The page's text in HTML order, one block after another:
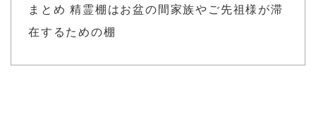
まとめ 精霊棚はお盆の間家族やご先祖様が滞
在するための棚